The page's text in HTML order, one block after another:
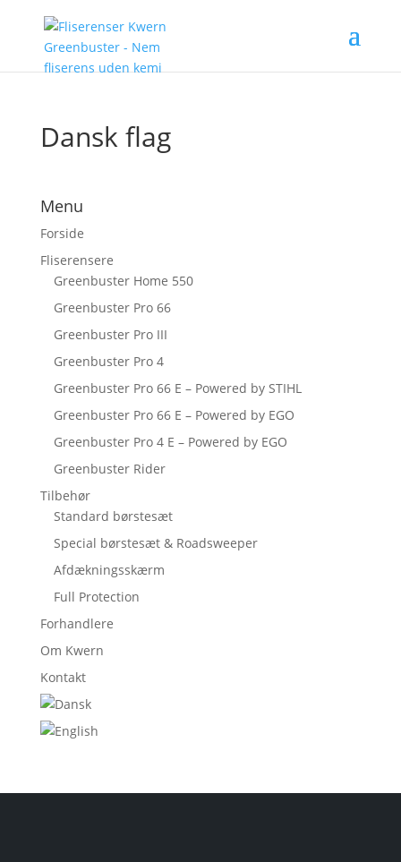
Dansk flag
Menu
Forside
Fliserensere
Greenbuster Home 550
Greenbuster Pro 66
Greenbuster Pro III
Greenbuster Pro 4
Greenbuster Pro 66 E – Powered by STIHL
Greenbuster Pro 66 E – Powered by EGO
Greenbuster Pro 4 E – Powered by EGO
Greenbuster Rider
Tilbehør
Standard børstesæt
Special børstesæt & Roadsweeper
Afdækningsskærm
Full Protection
Forhandlere
Om Kwern
Kontakt